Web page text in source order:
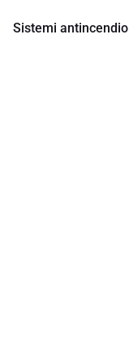
Sistemi antincendio